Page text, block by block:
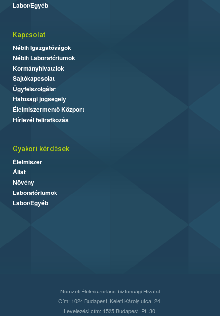
Labor/Egyéb
Kapcsolat
Nébih Igazgatóságok
Nébih Laboratóriumok
Kormányhivatalok
Sajtókapcsolat
Ügyfélszolgálat
Hatósági jogsegély
Élelmiszermentő Központ
Hírlevél feliratkozás
Gyakori kérdések
Élelmiszer
Állat
Növény
Laboratóriumok
Labor/Egyéb
Nemzeti Élelmiszerlánc-biztonsági Hivatal
Cím: 1024 Budapest, Keleti Károly utca. 24.
Levelezési cím: 1525 Budapest. Pf. 30.